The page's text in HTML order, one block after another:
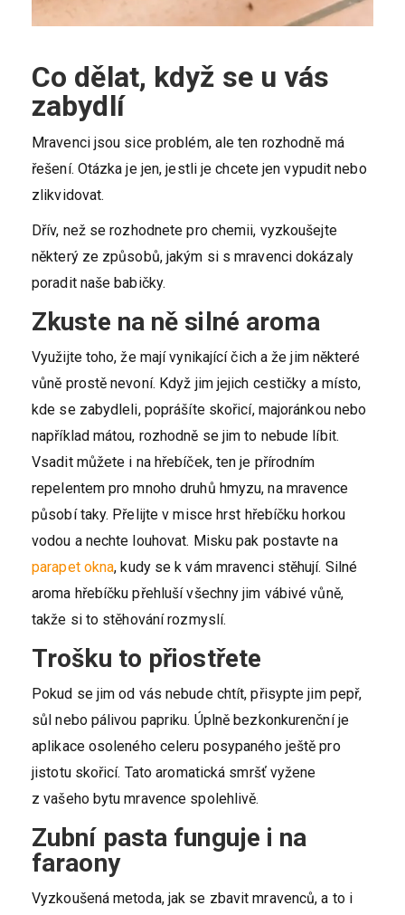
Co dělat, když se u vás
zabydlí
Mravenci jsou sice problém, ale ten rozhodně má
řešení. Otázka je jen, jestli je chcete jen vypudit nebo
zlikvidovat.
Dřív, než se rozhodnete pro chemii, vyzkoušejte
některý ze způsobů, jakým si s mravenci dokázaly
poradit naše babičky.
Zkuste na ně silné aroma
Využijte toho, že mají vynikající čich a že jim některé
vůně prostě nevoní. Když jim jejich cestičky a místo,
kde se zabydleli, poprášíte skořicí, majoránkou nebo
například mátou, rozhodně se jim to nebude líbit.
Vsadit můžete i na hřebíček, ten je přírodním
repelentem pro mnoho druhů hmyzu, na mravence
působí taky. Přelijte v misce hrst hřebíčku horkou
vodou a nechte louhovat. Misku pak postavte na
parapet okna, kudy se k vám mravenci stěhují. Silné
aroma hřebíčku přehluší všechny jim vábivé vůně,
takže si to stěhování rozmyslí.
Trošku to přiostřete
Pokud se jim od vás nebude chtít, přisypte jim pepř,
sůl nebo pálivou papriku. Úplně bezkonkurenční je
aplikace osoleného celeru posypaného ještě pro
jistotu skořicí. Tato aromatická smršť vyžene
z vašeho bytu mravence spolehlivě.
Zubní pasta funguje i na
faraony
Vyzkoušená metoda, jak se zbavit mravenců, a to i